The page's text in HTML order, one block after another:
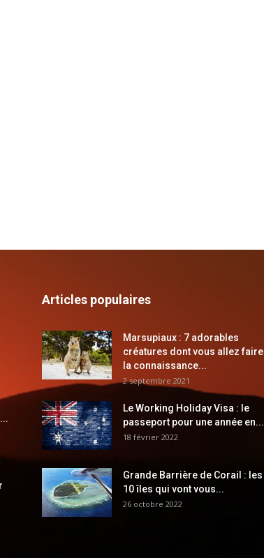
Articles populaires
Marsupiaux : 7 adorables
créatures dont vous allez faire
la connaissance...
2 septembre 2021
Le Working Holiday Visa : le
passeport pour une année en...
18 février 2022
Grande Barrière de Corail : les
10 îles qui vont vous...
26 octobre 2022